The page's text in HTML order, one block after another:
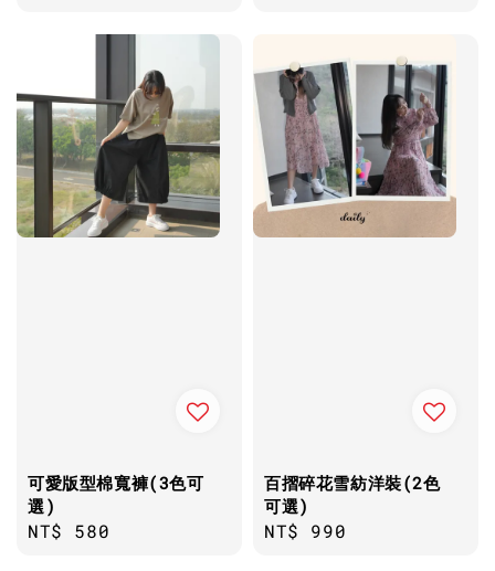
可愛版型棉寬褲(3色可
選)
Regular
NT$ 580
百摺碎花雪紡洋裝(2色
可選)
Regular
NT$ 990